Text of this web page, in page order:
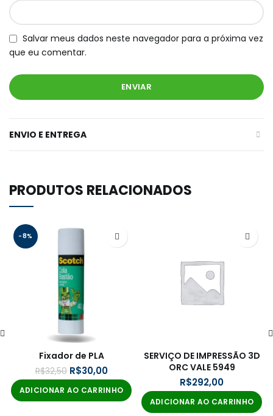
Salvar meus dados neste navegador para a próxima vez
que eu comentar.
ENVIO E ENTREGA
PRODUTOS RELACIONADOS
-8%
Fixador de PLA
R$32,50 R$30,00
ADICIONAR AO CARRINHO
SERVIÇO DE IMPRESSÃO 3D
ORC VALE 5949
R$
ADICIONAR AO CARRINHO